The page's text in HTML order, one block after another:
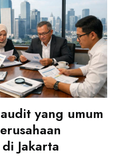
yang umum
Jakarta